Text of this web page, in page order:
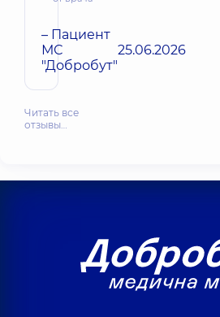
– Пациент
МС
"Добробут"
25.06.2026
Читать все
отзывы…